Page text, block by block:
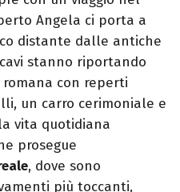
Angela ci porta a
distante dalle antiche
stanno riportando
con reperti
un carro cerimoniale e
vita quotidiana
prosegue
, dove sono
più toccanti,